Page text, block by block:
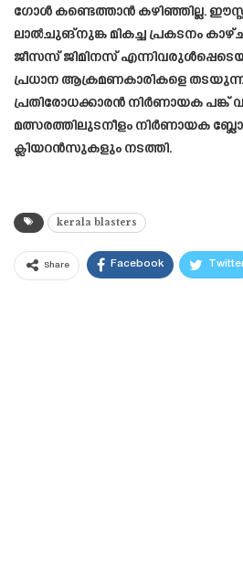
ഗോൾ കണ്ടെത്താൻ കഴിഞ്ഞില്ല.
ലാൽചുങ്നുങ്ക മികച്ച പ്രകടനം
ജീസസ് ജിമിനസ്
പ്രധാന ആക്രമണകാരികളെ
പ്രതിരോധക്കാരൻ നിർണായക പങ്ക്
മത്സരത്തിലുടനീളം നിർണായക
ക്ലിയറൻസുകളും നടത്തി.
kerala blasters
Share Facebook